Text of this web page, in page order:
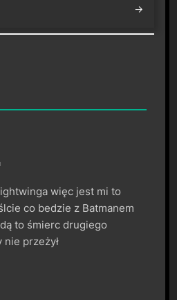
→
więc jest mi to
co bedzie z Batmanem
to śmierc drugiego
przeżył